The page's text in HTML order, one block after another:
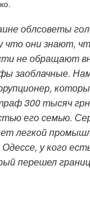
облсоветы
что они знают,
не обращают
заоблачные.
300 тысяч
его семью.
легкой
у кого
перешел